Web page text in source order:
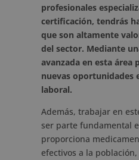
profesionales
certificación, tendrás
que son altamente
del sector. Mediante
avanzada en esta área
nuevas oportunidades
laboral.
Además, trabajar en
ser parte fundamental
proporciona
efectivos a la